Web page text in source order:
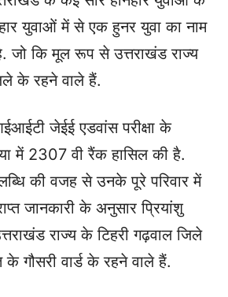
युवाओं में से एक हुनर युवा का नाम
जो कि मूल रूप से उत्तराखंड राज्य
के रहने वाले हैं.
जेईई एडवांस परीक्षा के
में 2307 वी रैंक हासिल की है.
की वजह से उनके पूरे परिवार में
जानकारी के अनुसार प्रियांशु
राज्य के टिहरी गढ़वाल जिले
गौसरी वार्ड के रहने वाले हैं.